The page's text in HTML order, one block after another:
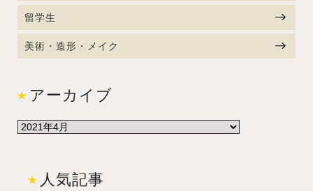
留学生
美術・造形・メイク
アーカイブ
人気記事